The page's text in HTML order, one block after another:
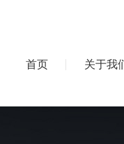
首页 关于我